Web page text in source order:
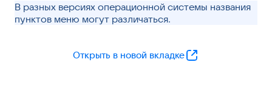
В разных версиях операционной системы названия
пунктов меню могут различаться.
Открыть в новой вкладке